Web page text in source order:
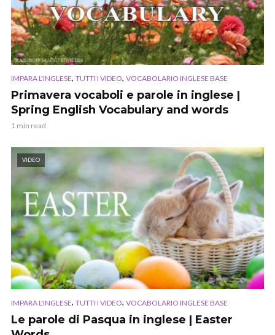
IMPARA L'INGLESE, TUTTI I VIDEO, VOCABOLARIO INGLESE BASE
Primavera vocaboli e parole in inglese |
Spring English Vocabulary and words
1 min read
VIDEO
IMPARA L'INGLESE, TUTTI I VIDEO, VOCABOLARIO INGLESE BASE
Le parole di Pasqua in inglese | Easter